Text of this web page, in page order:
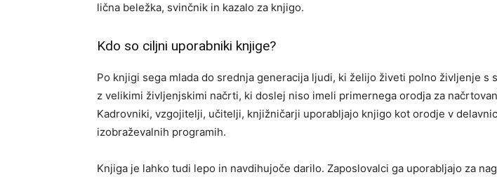
lična beležka, svinčnik in kazalo za knjigo.
Kdo so ciljni uporabniki knjige?
Po knjigi sega mlada do srednja generacija ljudi, ki želijo živeti polno življenje s
z velikimi življenjskimi načrti, ki doslej niso imeli primernega orodja za
Kadrovniki, vzgojitelji, učitelji, knjižničarji uporabljajo knjigo kot orodje v
izobraževalnih programih.
Knjiga je lahko tudi lepo in navdihujoče darilo. Zaposlovalci ga uporabljajo za